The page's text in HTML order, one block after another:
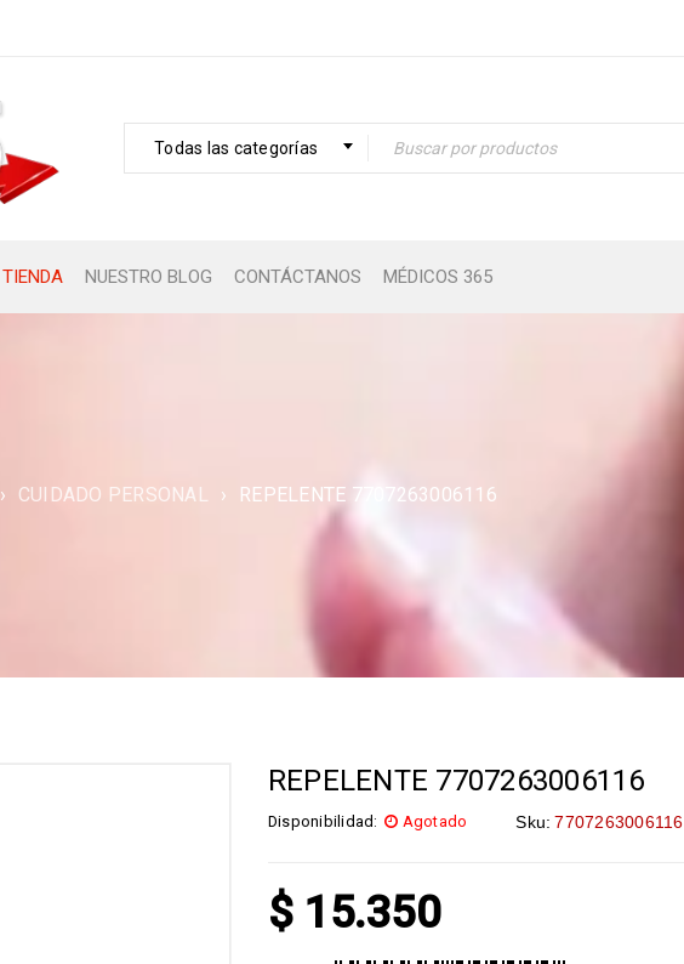
Todas las categorías
TIENDA NUESTRO BLOG CONTÁCTANOS MÉDICOS 365
› CUIDADO PERSONAL › REPELENTE 7707263006116
REPELENTE 7707263006116
Disponibilidad: Agotado Sku: 7707263006116
$ 15.350